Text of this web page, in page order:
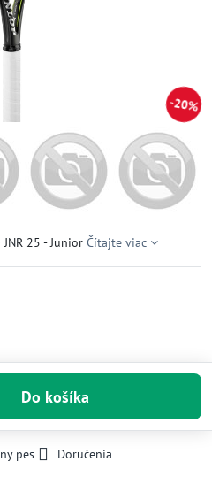
20%
25 - Junior Čítajte viac
Do košíka
pes
Doručenia